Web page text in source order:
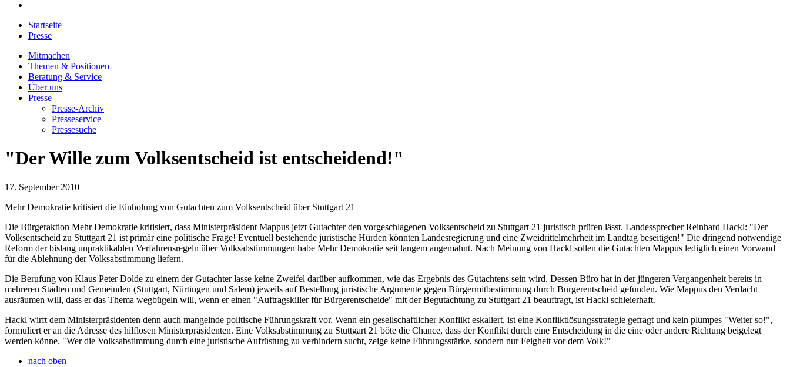
Startseite
Presse
Mitmachen
Themen & Positionen
Beratung & Service
Über uns
Presse
Presse-Archiv
Presseservice
Pressesuche
"Der Wille zum Volksentscheid ist entscheidend!"
17. September 2010
Mehr Demokratie kritisiert die Einholung von Gutachten zum Volksentscheid über Stuttgart 21
Die Bürgeraktion Mehr Demokratie kritisiert, dass Ministerpräsident Mappus jetzt Gutachter den vorgeschlagenen Volksentscheid zu Stuttgart 21 juristisch prüfen lässt. Landessprecher Reinhard Hackl: "Der
Volksentscheid zu Stuttgart 21 ist primär eine politische Frage! Eventuell bestehende juristische Hürden könnten Landesregierung und eine Zweidrittelmehrheit im Landtag beseitigen!" Die dringend notwendige
Reform der bislang unpraktikablen Verfahrensregeln über Volksabstimmungen habe Mehr Demokratie seit langem angemahnt. Nach Meinung von Hackl sollen die Gutachten Mappus lediglich einen Vorwand
für die Ablehnung der Volksabstimmung liefern.
Die Berufung von Klaus Peter Dolde zu einem der Gutachter lasse keine Zweifel darüber aufkommen, wie das Ergebnis des Gutachtens sein wird. Dessen Büro hat in der jüngeren Vergangenheit bereits in
mehreren Städten und Gemeinden (Stuttgart, Nürtingen und Salem) jeweils auf Bestellung juristische Argumente gegen Bürgermitbestimmung durch Bürgerentscheid gefunden. Wie Mappus den Verdacht
ausräumen will, dass er das Thema wegbügeln will, wenn er einen "Auftragskiller für Bürgerentscheide" mit der Begutachtung zu Stuttgart 21 beauftragt, ist Hackl schleierhaft.
Hackl wirft dem Ministerpräsidenten denn auch mangelnde politische Führungskraft vor. Wenn ein gesellschaftlicher Konflikt eskaliert, ist eine Konfliktlösungsstrategie gefragt und kein plumpes "Weiter so!",
formuliert er an die Adresse des hilflosen Ministerpräsidenten. Eine Volksabstimmung zu Stuttgart 21 böte die Chance, dass der Konflikt durch eine Entscheidung in die eine oder andere Richtung beigelegt
werden könne. "Wer die Volksabstimmung durch eine juristische Aufrüstung zu verhindern sucht, zeige keine Führungsstärke, sondern nur Feigheit vor dem Volk!"
nach oben